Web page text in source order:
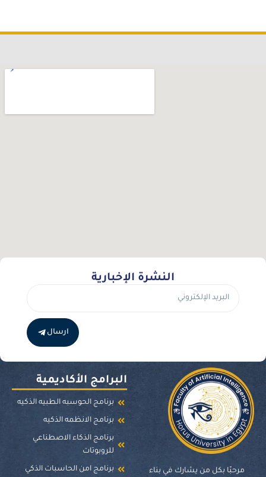
النشرة الإخبارية
ارسال
مرحبًا بكل من يشارك في بناء
البرامج الأكاديمية
برنامج الحوسبه الطبيه الذكيه
برنامج الانظمه الذكيه
برنامج الذكاء الاصطناعي
للروبوتات
برنامج امن الحاسبات الذكي